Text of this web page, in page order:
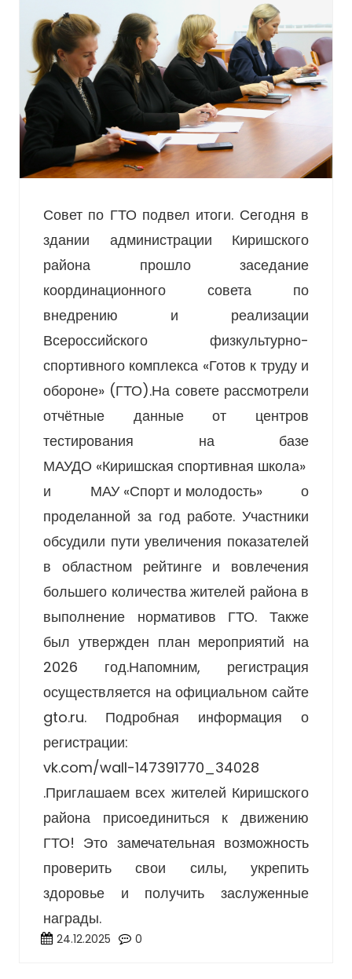
24.12.2025 0
Совет по ГТО подвел итоги. Сегодня в
здании администрации Киришского
района прошло заседание
координационного совета по
внедрению и реализации
Всероссийского физкультурно-
спортивного комплекса «Готов к труду и
обороне» (ГТО).На совете рассмотрели
отчётные данные от центров
тестирования на базе
МАУДО «Киришская спортивная школа»
и МАУ «Спорт и молодость»о
проделанной за год работе. Участники
обсудили пути увеличения показателей
в областном рейтинге и вовлечения
большего количества жителей района в
выполнение нормативов ГТО. Также
был утвержден план мероприятий на
2026 год.Напомним, регистрация
осуществляется на официальном сайте
gto.ru. Подробная информация о
регистрации:
vk.com/wall-147391770_34028
.Приглашаем всех жителей Киришского
района присоединиться к движению
ГТО! Это замечательная возможность
проверить свои силы, укрепить
здоровье и получить заслуженные
награды.